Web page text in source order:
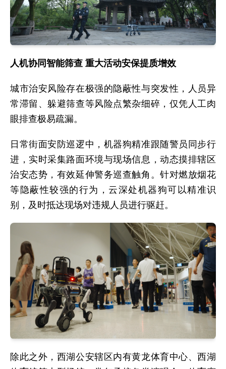
人机协同智能筛查 重大活动安保提质增效
城市治安风险存在极强的隐蔽性与突发性，人员异
常滞留、躲避筛查等风险点繁杂细碎，仅凭人工肉
眼排查极易疏漏。
日常街面安防巡逻中，机器狗精准跟随警员同步行
进，实时采集路面环境与现场信息，动态摸排辖区
治安态势，有效延伸警务巡查触角。针对燃放烟花
等隐蔽性较强的行为，云深处机器狗可以精准识
别，及时抵达现场对违规人员进行驱赶。
除此之外，西湖公安辖区内有黄龙体育中心、西湖